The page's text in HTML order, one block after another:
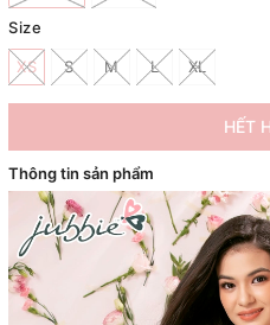
Size
XS S M L XL
HẾT
Thông tin sản phẩm